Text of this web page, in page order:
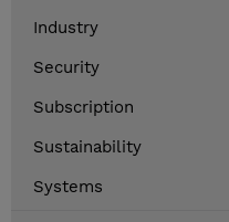
Industry
Security
Subscription
Sustainability
Systems